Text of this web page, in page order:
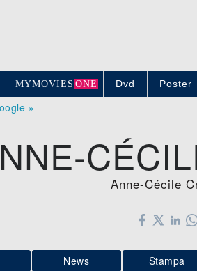
MYMOVIE S ONE Dvd Poster
»
Anne-Cécile
News Stampa